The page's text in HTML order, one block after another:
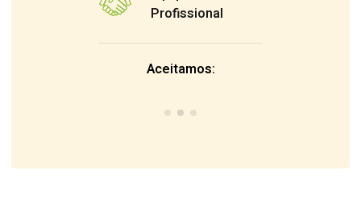
Profissional
Aceitamos: